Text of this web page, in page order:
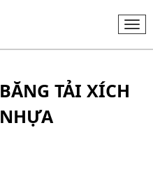
BĂNG TẢI XÍCH
NHỰA